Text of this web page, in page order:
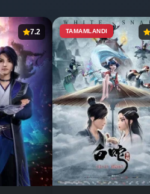
7.2 TAMAMLANDI